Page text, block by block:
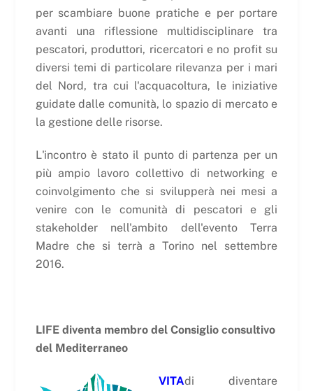
per scambiare buone pratiche e per portare
avanti una riflessione multidisciplinare tra
pescatori, produttori, ricercatori e no profit su
diversi temi di particolare rilevanza per i mari
del Nord, tra cui l'acquacoltura, le iniziative
guidate dalle comunità, lo spazio di mercato e
la gestione delle risorse.
L'incontro è stato il punto di partenza per un
più ampio lavoro collettivo di networking e
coinvolgimento che si svilupperà nei mesi a
venire con le comunità di pescatori e gli
stakeholder nell'ambito dell'evento Terra
Madre che si terrà a Torino nel settembre
2016.
LIFE diventa membro del Consiglio consultivo
del Mediterraneo
VITAdi diventare